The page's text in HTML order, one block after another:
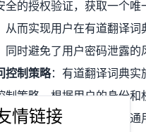
全的授权验证，获取一个唯
从而实现用户在有道翻译词
同时避免了用户密码泄露的
控制策略：有道翻译词典实
制策略，根据用户的身份和
同功能和数据的访问。普
情链接